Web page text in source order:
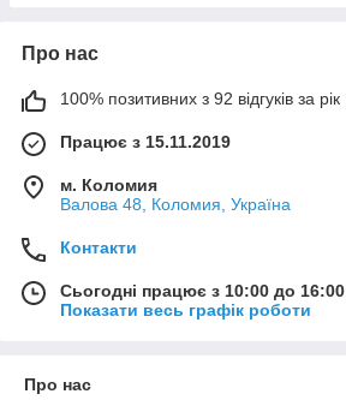
Про нас
100% позитивних з 92 відгуків за рік
Працює з 15.11.2019
м. Коломия
Валова 48, Коломия, Україна
Контакти
Сьогодні працює з 10:00 до 16:00
Показати весь графік роботи
Про нас